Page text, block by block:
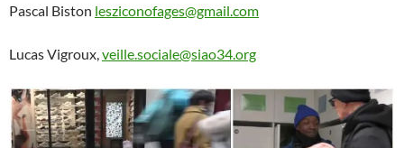
Pascal Biston lesziconofages@gmail.com
Lucas Vigroux,veille.sociale@siao34.org